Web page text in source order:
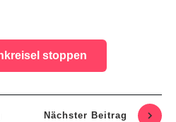
Nächster Beitrag